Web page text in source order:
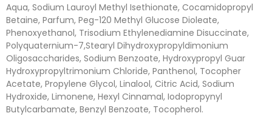
Aqua, Sodium Lauroyl Methyl Isethionate, Cocamidopropyl
Betaine, Parfum, Peg-120 Methyl Glucose Dioleate,
Phenoxyethanol, Trisodium Ethylenediamine Disuccinate,
Polyquaternium-7,Stearyl Dihydroxypropyldimonium
Oligosaccharides, Sodium Benzoate, Hydroxypropyl Guar
Hydroxypropyltrimonium Chloride, Panthenol, Tocopher
Acetate, Propylene Glycol, Linalool, Citric Acid, Sodium
Hydroxide, Limonene, Hexyl Cinnamal, Iodopropynyl
Butylcarbamate, Benzyl Benzoate, Tocopherol.